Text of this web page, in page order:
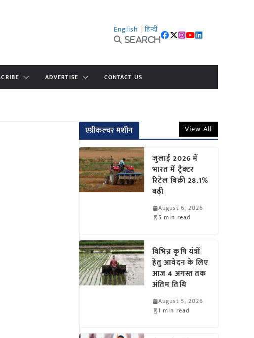
English | हिन्दी
Search
ADVERTISE CONTACT US
एग्रीकल्चर मशीन View All
जुलाई 2026 में
भारत में ट्रैक्टर
रिटेल बिक्री 28.1%
बढ़ी
August 6, 2026
5 min read
विभिन्न कृषि यंत्रों
हेतु आवेदन के लिए
आज 4 अगस्त तक
अंतिम तिथि
August 5, 2026
1 min read